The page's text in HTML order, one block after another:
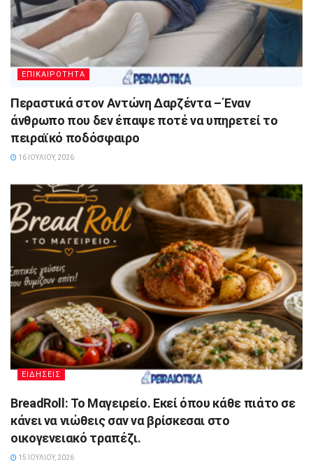
ΕΠΙΚΑΙΡΟΤΗΤΑ
Περαστικά στον Αντώνη Δαρζέντα – Έναν
άνθρωπο που δεν έπαψε ποτέ να υπηρετεί το
πειραϊκό ποδόσφαιρο
16 ΙΟΥΛΊΟΥ, 2026
ΕΙΔΗΣΕΙΣ
BreadRoll: Το Μαγειρείο. Εκεί όπου κάθε πιάτο σε
κάνει να νιώθεις σαν να βρίσκεσαι στο
οικογενειακό τραπέζι.
15 ΙΟΥΛΊΟΥ, 2026